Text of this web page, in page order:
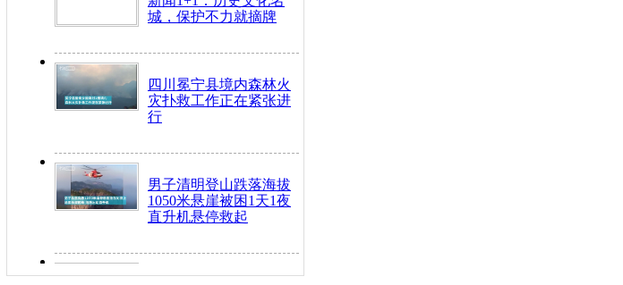
城，保护不力就摘牌
四川冕宁县境内森林火
灾扑救工作正在紧张进
行
男子清明登山跌落海拔
1050米悬崖被困1天1夜
直升机悬停救起